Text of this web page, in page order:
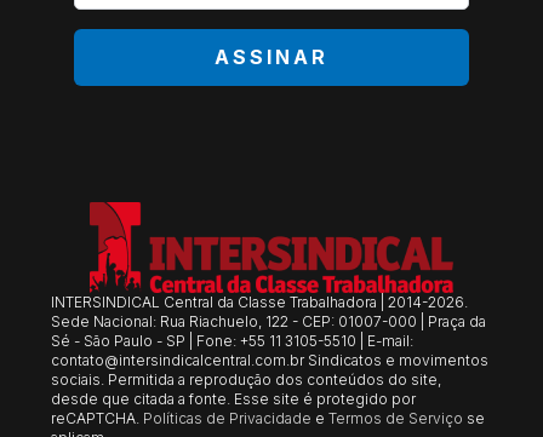
ASSINAR
INTERSINDICAL Central da Classe Trabalhadora | 2014-2026.
Sede Nacional: Rua Riachuelo, 122 - CEP: 01007-000 | Praça da
Sé - São Paulo - SP | Fone: +55 11 3105-5510 | E-mail:
contato@intersindicalcentral.com.br Sindicatos e movimentos
sociais. Permitida a reprodução dos conteúdos do site,
desde que citada a fonte. Esse site é protegido por
reCAPTCHA. Políticas de Privacidade eTermos de Serviço se